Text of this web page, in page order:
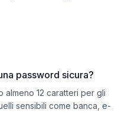
password sicura?
almeno 12 caratteri per gli
sensibili come banca, e-